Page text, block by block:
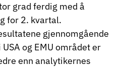
grad ferdig med å
for 2. kvartal.
gjennomgående
og EMU området er
enn analytikernes